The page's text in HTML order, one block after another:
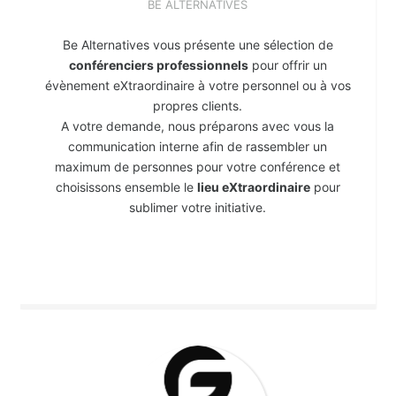
BE ALTERNATIVES
Be Alternatives vous présente une sélection de
conférenciers professionnelspour offrir un
évènement eXtraordinaire à votre personnel ou à vos
propres clients.
A votre demande, nous préparons avec vous la
communication interne afin de rassembler un
maximum de personnes pour votre conférence et
choisissons ensemble le lieu eXtraordinairepour
sublimer votre initiative.